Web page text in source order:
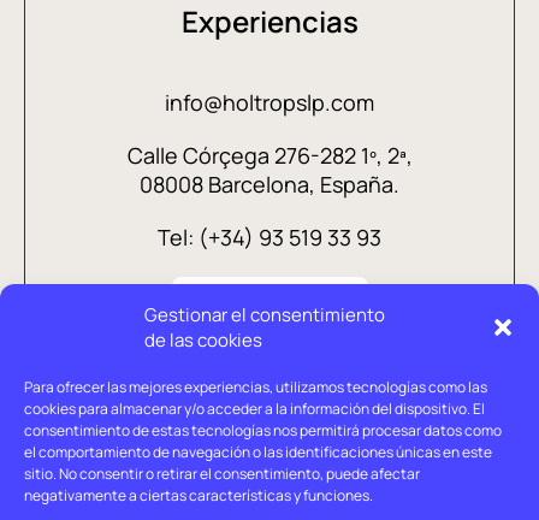
Gestionar el consentimiento
de las cookies
Para ofrecer las mejores experiencias, utilizamos tecnologías como las
cookies para almacenar y/o acceder a la información del dispositivo. El
consentimiento de estas tecnologías nos permitirá procesar datos como
el comportamiento de navegación o las identificaciones únicas en este
sitio. No consentir o retirar el consentimiento, puede afectar
negativamente a ciertas características y funciones.
Experiencias
info@holtropslp.com
Calle Córçega 276-282 1º, 2ª,
08008 Barcelona, España.
Tel: (+34) 93 519 33 93
Aviso legal